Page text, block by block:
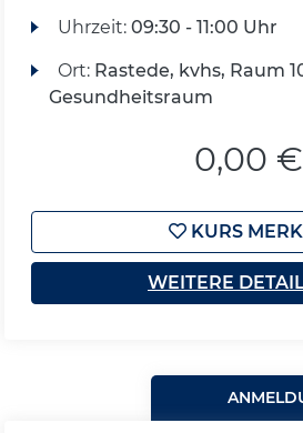
Uhrzeit: 09:30 - 11:00 Uhr
Ort: Rastede, kvhs, Raum
Gesundheitsraum
0,00 €
KURS
WEITERE